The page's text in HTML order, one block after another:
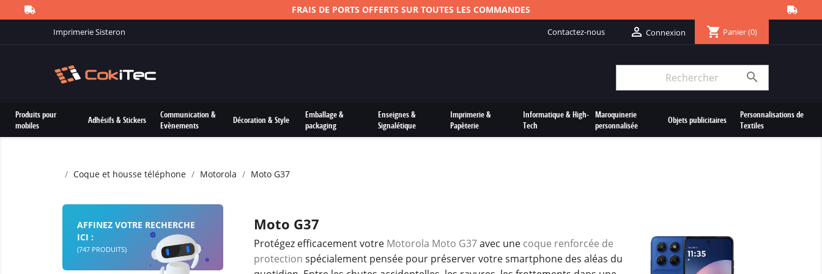
Imprimerie Sisteron Contactez-nous  Connexion shopping_cart Panier(0)

Produits pour
mobiles
Adhésifs & Stickers
Communication &
Evènements
Décoration & Style
Emballage &
packaging
Enseignes &
Signalétique
Imprimerie &
Papèterie
Informatique & High-
Tech
Maroquinerie
personnalisée
Objets publicitaires
Personnalisations de
Textiles
Coque et housse téléphone Motorola Moto G37
AFFINEZ VOTRE RECHERCHE
ICI :
(747 PRODUITS)
Moto G37
Protégez efficacement votre Motorola Moto G37avec une coque renforcée de
protection spécialement pensée pour préserver votre smartphone des aléas du